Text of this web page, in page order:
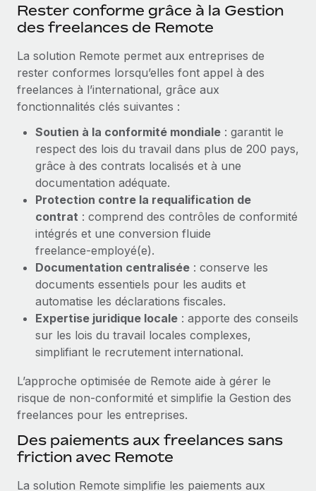
Remote Watchtower
matière de conformité
Gestion des appareils
Achetez et suivez vos équipements informatiques
Création d’entité
Établissez des entités rapidement et en toute
conformité
Mobilité et déménagement international
Organisez facilement le déménagement de vos
employés
Avantages sociaux
Gérez facilement les avantages sociaux
BLOG
EOR et PEO
Gestion des freelances
Taxes
Explorer le blog
Mises à jour des produits de Remote :
Intégrations Gusto et Xero et Gestion des
freelances Plus
Remote a toujours pour mission d'aider les entreprises de
toute taille à embaucher, gérer et payer...
En savoir plus
Comment Phiture gère ses 55 employés
répartis dans 19 pays grâce à Remote
Phiture, un leader notable du conseil en matière de
croissance mobile internationale, encourage les...
Rester conforme grâce à la Gestion
des freelances de Remote
La solution Remote permet aux entreprises de
rester conformes lorsqu’elles font appel à des
freelances à l’international, grâce aux
fonctionnalités clés suivantes :
Soutien à la conformité mondiale : garantit le
respect des lois du travail dans plus de 200 pays,
grâce à des contrats localisés et à une
documentation adéquate.
Protection contre la requalification de
contrat : comprend des contrôles de conformité
intégrés et une conversion fluide
freelance‑employé(e).
Documentation centralisée : conserve les
documents essentiels pour les audits et
automatise les déclarations fiscales.
Expertise juridique locale : apporte des conseils
sur les lois du travail locales complexes,
simplifiant le recrutement international.
L’approche optimisée de Remote aide à gérer le
risque de non‑conformité et simplifie la Gestion des
freelances pour les entreprises.
Des paiements aux freelances sans
friction avec Remote
La solution Remote simplifie les paiements aux